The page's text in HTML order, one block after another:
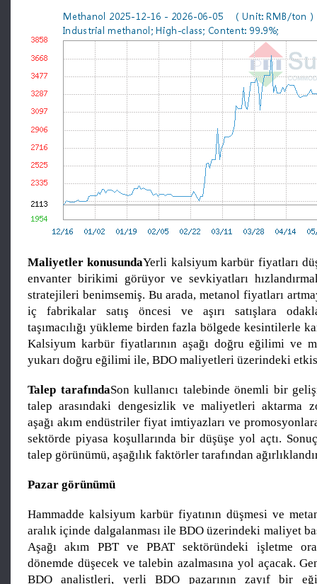
Maliyetler konusundaYerli kalsiyum karbür fiyatları
envanter birikimi görüyor ve sevkiyatları
stratejileri benimsemiş. Bu arada, metanol fiyatları
iç fabrikalar satış öncesi ve aşırı satışlara
taşımacılığı yükleme birden fazla bölgede kesintilerle
Kalsiyum karbür fiyatlarının aşağı doğru eğilimi ve
yukarı doğru eğilimi ile, BDO maliyetleri üzerindeki
Talep tarafındaSon kullanıcı talebinde önemli bir
talep arasındaki dengesizlik ve maliyetleri aktarma
aşağı akım endüstriler fiyat imtiyazları ve
sektörde piyasa koşullarında bir düşüşe yol açtı.
talep görünümü, aşağılık faktörler tarafından
Pazar görünümü
Hammadde kalsiyum karbür fiyatının düşmesi ve
aralık içinde dalgalanması ile BDO üzerindeki maliyet
Aşağı akım PBT ve PBAT sektöründeki işletme
dönemde düşecek ve talebin azalmasına yol açacak.
BDO analistleri, yerli BDO pazarının zayıf bir